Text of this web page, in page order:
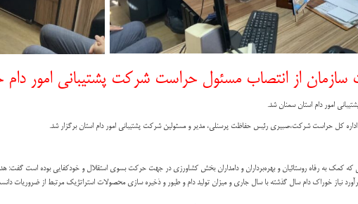
از انتصاب مسئول حراست شرکت پشتیبانی امور دام
امور دام استان سمنان شد.
کل حراست شرکت،صبیری رئیس حفاظت پرسنلی، مدیر و مسئولین شرکت پشتیبانی امور دام استان برگزار شد.
کمک به رفاه روستائیان و بهره‌برداران و دامداران بخش کشاورزی در جهت حرکت بسوی استقلال و خودکفایی بوده است گفت:
برآورد نیاز خوراک دام سال گذشته با سال جاری و میزان تولید دام و طیور و ذخیره سازی محصولات استراتژیک مرتبط از ضروریات